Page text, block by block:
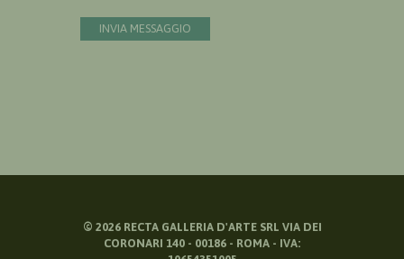
INVIA MESSAGGIO
© 2026RECTA GALLERIA D'ARTE SRL VIA DEI
CORONARI 140 - 00186 - ROMA - IVA: